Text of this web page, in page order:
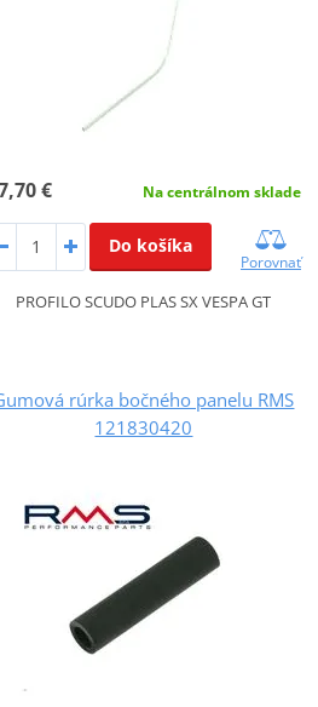
€ Na centrálnom sklade
Do košíka
Porovnať
PROFILO SCUDO PLAS SX VESPA GT
rúrka bočného panelu RMS
121830420